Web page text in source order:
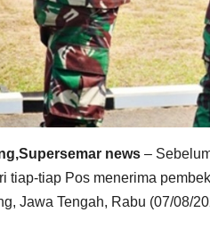
news –
tiap-tiap Pos menerima
Jawa Tengah, Rabu (07/08/